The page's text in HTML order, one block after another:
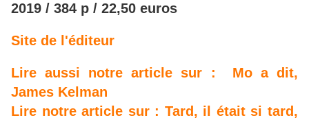
2019 / 384 p / 22,50 euros
Site de l'éditeur
Lire aussi notre article sur : Mo a dit,
James Kelman
Lire notre article sur : Tard, il était si tard,